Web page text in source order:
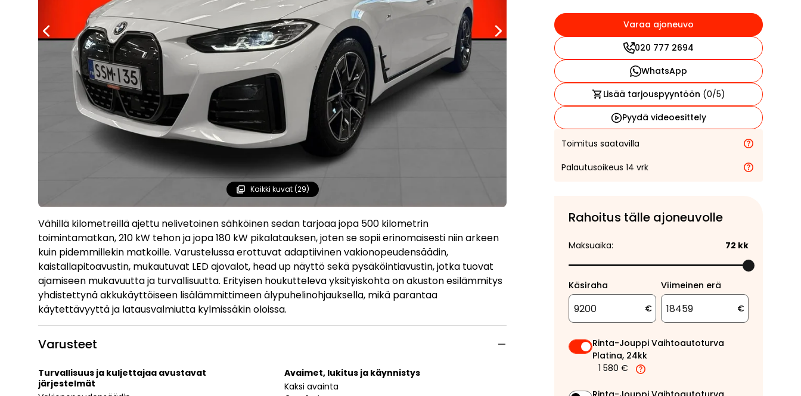
Kaikki kuvat (29)
Vähillä kilometreillä ajettu nelivetoinen sähköinen sedan tarjoaa jopa 500 kilometrin
toimintamatkan, 210 kW tehon ja jopa 180 kW pikalatauksen, joten se sopii erinomaisesti niin arkeen
kuin pidemmillekin matkoille. Varustelussa erottuvat adaptiivinen vakionopeudensäädin,
kaistallapitoavustin, mukautuvat LED ajovalot, head up näyttö sekä pysäköintiavustin, jotka tuovat
ajamiseen mukavuutta ja turvallisuutta. Erityisen houkutteleva yksityiskohta on akuston esilämmitys
yhdistettynä akkukäyttöiseen lisälämmittimeen älypuhelinohjauksella, mikä parantaa
käytettävyyttä ja latausvalmiutta kylmissäkin oloissa.
Varusteet
Turvallisuus ja kuljettajaa avustavat
järjestelmät
Avaimet, lukitus ja käynnistys
Kaksi avainta
Varaa ajoneuvo
020 777 2694
WhatsApp
Lisää tarjouspyyntöön (0/5)
Pyydä videoesittely
Toimitus saatavilla
Palautusoikeus 14 vrk
Rahoitus tälle ajoneuvolle
Maksuaika: 72 kk
Käsiraha
€
Viimeinen erä
€
Rinta-Jouppi Vaihtoautoturva
Platina, 24kk
1 580 €